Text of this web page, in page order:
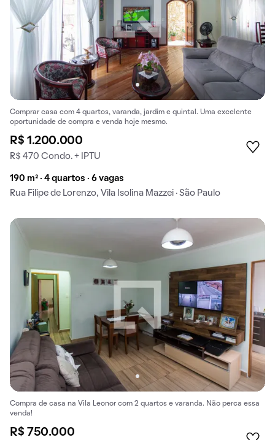
Comprar casa com 4 quartos, varanda, jardim e quintal. Uma excelente
oportunidade de compra e venda hoje mesmo.
R$ 1.200.000
R$ 470 Condo. + IPTU
190 m² · 4 quartos · 6 vagas
Rua Filipe de Lorenzo, Vila Isolina Mazzei · São Paulo
Compra de casa na Vila Leonor com 2 quartos e varanda. Não perca essa
venda!
R$ 750.000